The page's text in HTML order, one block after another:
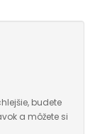
budete
a môžete si